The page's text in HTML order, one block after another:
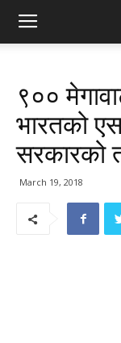
९००
भारतको
सरकारको
March 19, 2018